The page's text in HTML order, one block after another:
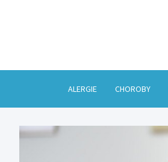
ALERGIE CHOROBY